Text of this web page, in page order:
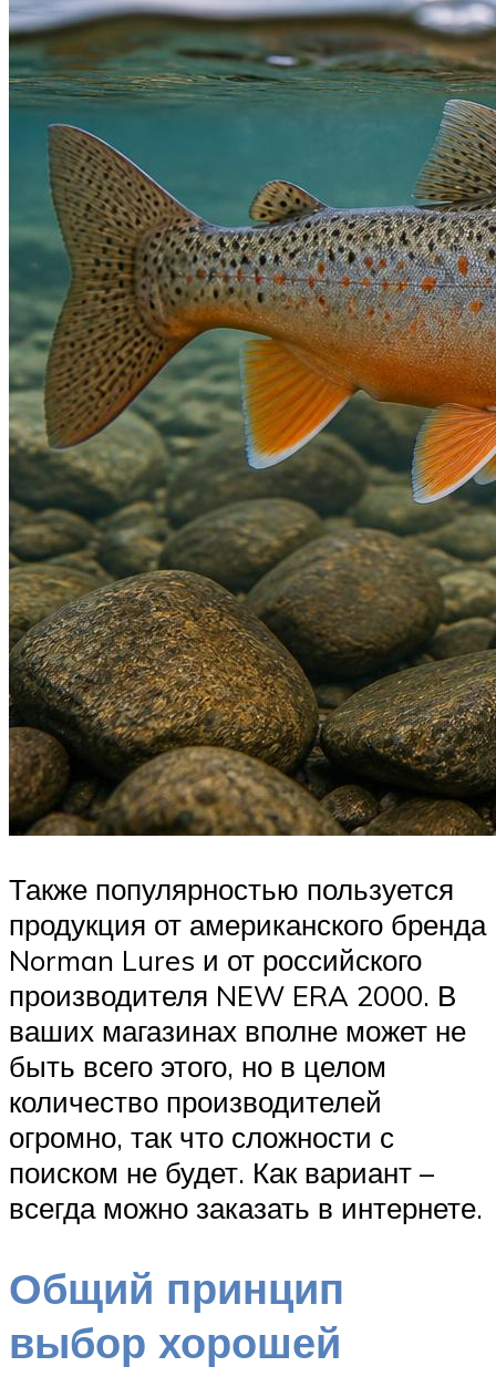
Также популярностью пользуется
продукция от американского бренда
Norman Lures и от российского
производителя NEW ERA 2000. В
ваших магазинах вполне может не
быть всего этого, но в целом
количество производителей
огромно, так что сложности с
поиском не будет. Как вариант –
всегда можно заказать в интернете.
Общий принцип
выбор хорошей